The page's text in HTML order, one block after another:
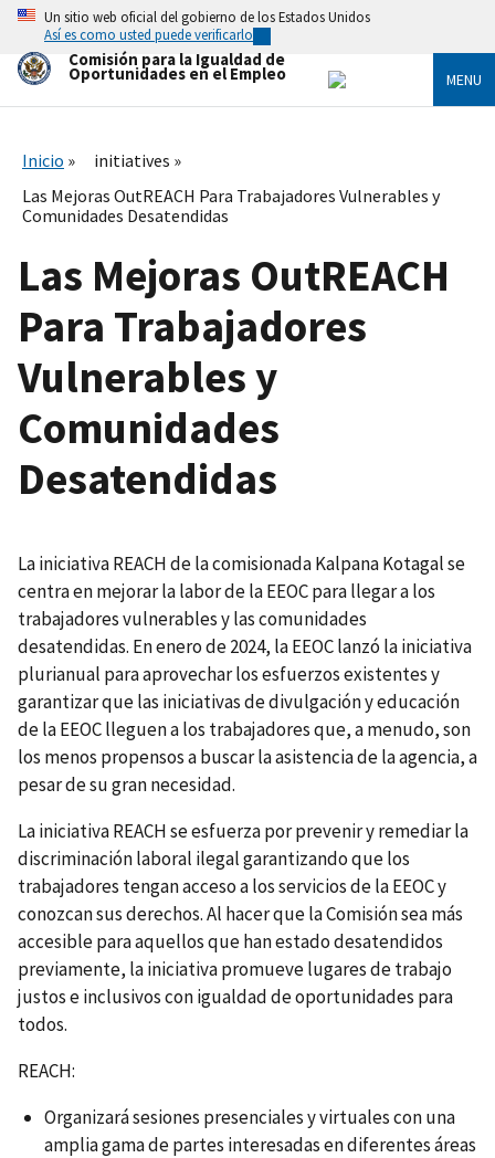
Skip
main
content
Un sitio web oficial del gobierno de los Estados Unidos
Así es como usted puede verificarlo
Comisión para la Igualdad de
Oportunidades en el Empleo MENU
Inicio
initiatives
Las Mejoras OutREACH Para Trabajadores Vulnerables y
Comunidades Desatendidas
Las Mejoras OutREACH
Para Trabajadores
Vulnerables y
Comunidades
Desatendidas
La iniciativa REACH de la comisionada Kalpana Kotagal se
centra en mejorar la labor de la EEOC para llegar a los
trabajadores vulnerables y las comunidades
desatendidas. En enero de 2024, la EEOC lanzó la iniciativa
plurianual para aprovechar los esfuerzos existentes y
garantizar que las iniciativas de divulgación y educación
de la EEOC lleguen a los trabajadores que, a menudo, son
los menos propensos a buscar la asistencia de la agencia, a
pesar de su gran necesidad.
La iniciativa REACH se esfuerza por prevenir y remediar la
discriminación laboral ilegal garantizando que los
trabajadores tengan acceso a los servicios de la EEOC y
conozcan sus derechos. Al hacer que la Comisión sea más
accesible para aquellos que han estado desatendidos
previamente, la iniciativa promueve lugares de trabajo
justos e inclusivos con igualdad de oportunidades para
todos.
REACH:
Organizará sesiones presenciales y virtuales con una
amplia gama de partes interesadas en diferentes áreas